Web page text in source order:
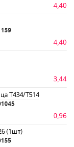
4,40
4,40
3,44
Т434/Т514
0,96
(1шт)